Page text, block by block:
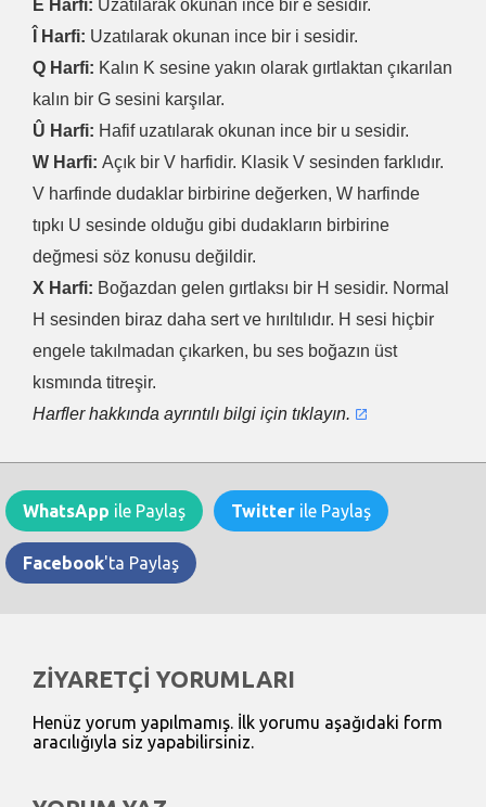
Ê Harfi: Uzatılarak okunan ince bir e sesidir.
Î Harfi: Uzatılarak okunan ince bir i sesidir.
Q Harfi: Kalın K sesine yakın olarak gırtlaktan çıkarılan
kalın bir G sesini karşılar.
Û Harfi: Hafif uzatılarak okunan ince bir u sesidir.
W Harfi: Açık bir V harfidir. Klasik V sesinden farklıdır.
V harfinde dudaklar birbirine değerken, W harfinde
tıpkı U sesinde olduğu gibi dudakların birbirine
değmesi söz konusu değildir.
X Harfi: Boğazdan gelen gırtlaksı bir H sesidir. Normal
H sesinden biraz daha sert ve hırıltılıdır. H sesi hiçbir
engele takılmadan çıkarken, bu ses boğazın üst
kısmında titreşir.
Harfler hakkında ayrıntılı bilgi için tıklayın.
WhatsApp ile Paylaş Twitter ile Paylaş
Facebook'ta Paylaş
ZİYARETÇİ YORUMLARI
Henüz yorum yapılmamış. İlk yorumu aşağıdaki form
aracılığıyla siz yapabilirsiniz.